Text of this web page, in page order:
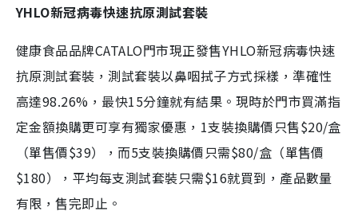
YHLO新冠病毒快速抗原測試套裝
健康食品品牌CATALO門市現正發售YHLO新冠病毒快速
抗原測試套裝，測試套裝以鼻咽拭子方式採樣，準確性
高達98.26%，最快15分鐘就有結果。現時於門市買滿指
定金額換購更可享有獨家優惠，1支裝換購價只售$20/盒
（單售價$39），而5支裝換購價只需$80/盒（單售價
$180），平均每支測試套裝只需$16就買到，產品數量
有限，售完即止。